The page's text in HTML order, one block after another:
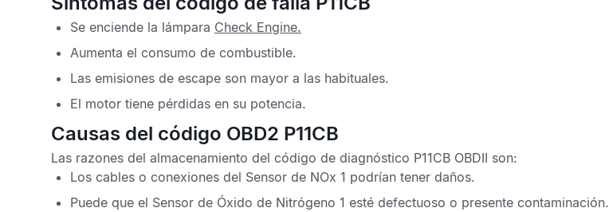
Se enciende la lámpara Check Engine.
Aumenta el consumo de combustible.
Las emisiones de escape son mayor a las habituales.
El motor tiene pérdidas en su potencia.
Causas del código OBD2 P11CB
Las razones del almacenamiento del código de diagnóstico P11CB OBDII son:
Los cables o conexiones del Sensor de NOx 1 podrían tener daños.
Puede que el Sensor de Óxido de Nitrógeno 1 esté defectuoso o presente contaminación.